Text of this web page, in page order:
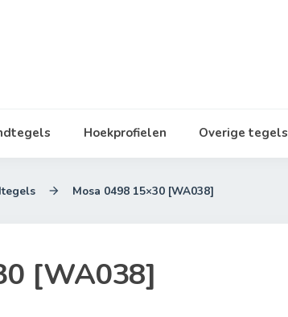
Hoekprofielen Overige tegels
 Mosa 0498 15×30 [WA038]
[WA038]